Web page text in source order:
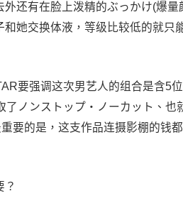
还有在脸上泼精的ぶっかけ(爆
和她交换体液，等级比较低的就只
要强调这次男艺人的组合是含5
了ノンストップ・ノーカット、
要的是，这支作品连摄影棚的钱
？